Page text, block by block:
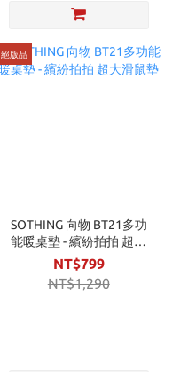
絕版品
SOTHING 向物 BT21多功
能暖桌墊 - 繽紛拍拍 超大
滑鼠墊
NT$799
NT$1,290